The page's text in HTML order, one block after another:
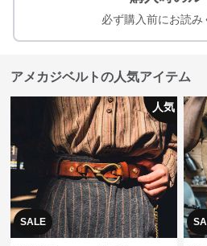
必ず購入前にお読み
アメカジベルトの人気アイテム
SALE
人気